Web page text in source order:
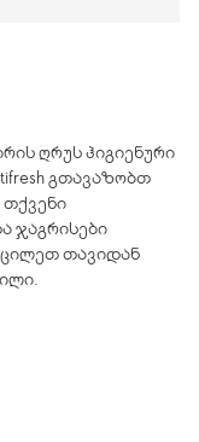
ღრუს ჰიგიენური
გთავაზობთ
ჯაგრისები
თავიდან